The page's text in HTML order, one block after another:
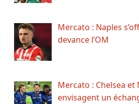
Mercato : Naples
devance l’OM
Mercato : Chelsea
envisagent un